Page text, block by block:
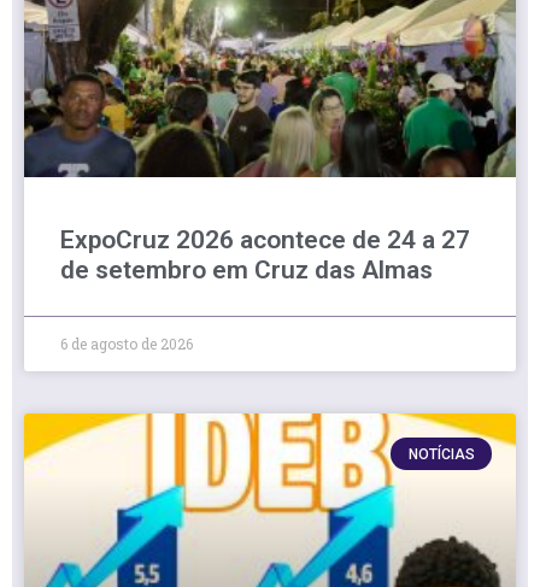
ExpoCruz 2026 acontece de 24 a 27
de setembro em Cruz das Almas
6 de agosto de 2026
NOTÍCIAS